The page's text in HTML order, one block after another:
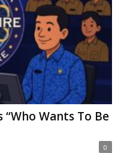
Wants To Be
0